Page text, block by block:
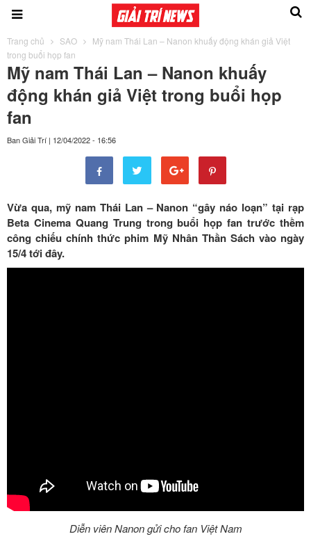
Trang chủ SAO
Mỹ nam Thái Lan – Nanon khuấy động khán giả Việt
trong buổi họp fan
Mỹ nam Thái Lan – Nanon khuấy
động khán giả Việt trong buổi họp
fan
Ban Giải Trí | 12/04/2022 - 16:56
Vừa qua, mỹ nam Thái Lan – Nanon “gây náo loạn” tại rạp
Beta Cinema Quang Trung trong buổi họp fan trước thềm
công chiếu chính thức phim Mỹ Nhân Thần Sách vào ngày
15/4 tới đây.
Diễn viên Nanon gửi cho fan Việt Nam